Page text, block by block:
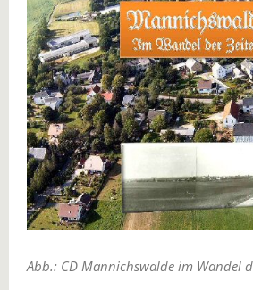
Abb.: CD Mannichswalde im Wandel